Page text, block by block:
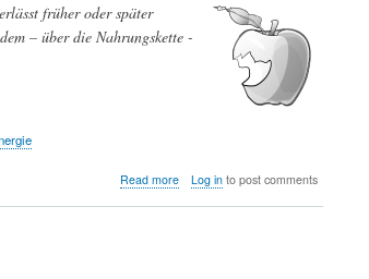
die
früher oder später
– über die Nahrungskette -
Read moreabout
Log into post comments